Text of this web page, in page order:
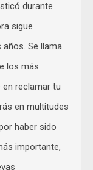
durante
sigue
Se llama
los más
reclamar tu
en multitudes
haber sido
importante,